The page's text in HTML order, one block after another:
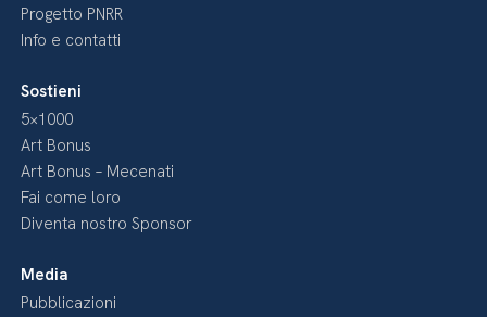
Progetto PNRR
Info e contatti
Sostieni
5×1000
Art Bonus
Art Bonus – Mecenati
Fai come loro
Diventa nostro Sponsor
Media
Pubblicazioni